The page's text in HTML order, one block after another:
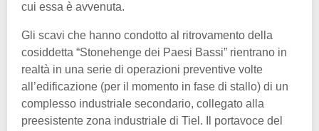
cui essa è avvenuta.
Gli scavi che hanno condotto al ritrovamento della
cosiddetta “Stonehenge dei Paesi Bassi” rientrano in
realtà in una serie di operazioni preventive volte
all’edificazione (per il momento in fase di stallo) di un
complesso industriale secondario, collegato alla
preesistente zona industriale di Tiel. Il portavoce del